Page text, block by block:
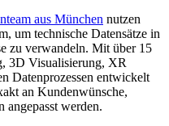
aus München nutzen
um technische Datensätze in
zu verwandeln. Mit über 15
3D Visualisierung, XR
Datenprozessen entwickelt
an Kundenwünsche,
angepasst werden.